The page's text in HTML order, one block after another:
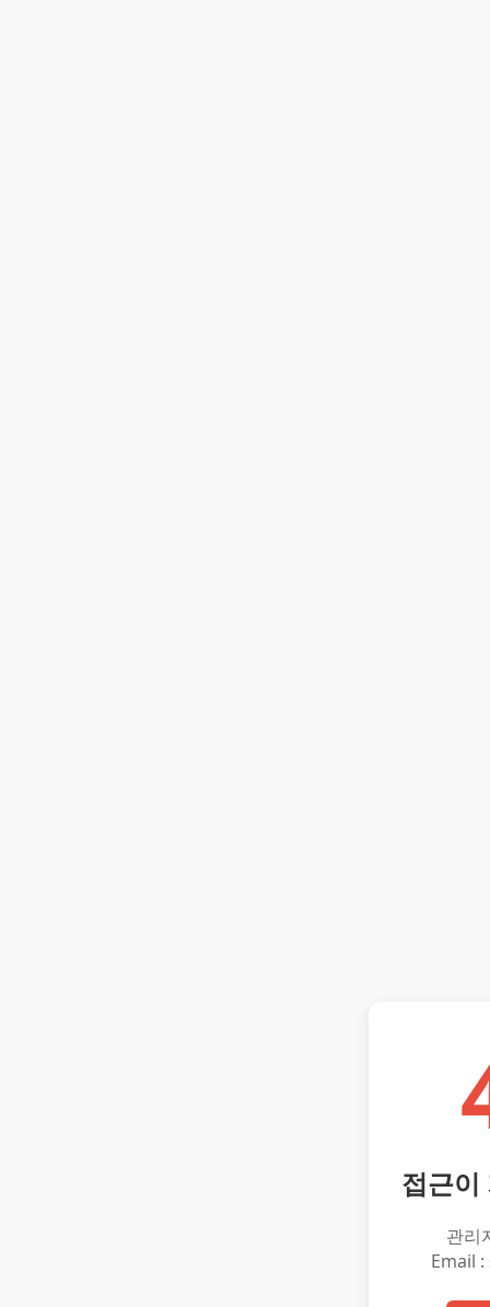
접근이
관리
Email